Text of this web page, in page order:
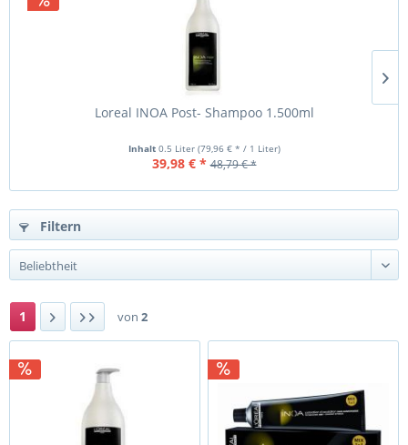
Loreal INOA Post- Shampoo 1.500ml
Inhalt 0.5 Liter (79,96 € * / 1 Liter)
39,98 € * 48,79 € *
Filtern
1 von 2